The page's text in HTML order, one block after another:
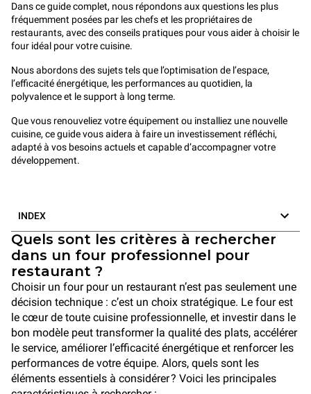
Dans ce guide complet, nous répondons aux questions les plus
fréquemment posées par les chefs et les propriétaires de
restaurants, avec des conseils pratiques pour vous aider à choisir le
four idéal pour votre cuisine.
Nous abordons des sujets tels que l’optimisation de l’espace,
l’efficacité énergétique, les performances au quotidien, la
polyvalence et le support à long terme.
Que vous renouveliez votre équipement ou installiez une nouvelle
cuisine, ce guide vous aidera à faire un investissement réfléchi,
adapté à vos besoins actuels et capable d’accompagner votre
développement.
INDEX
Quels sont les critères à rechercher
dans un four professionnel pour
restaurant ?
Choisir un four pour un restaurant n’est pas seulement une
décision technique : c’est un choix stratégique. Le four est
le cœur de toute cuisine professionnelle, et investir dans le
bon modèle peut transformer la qualité des plats, accélérer
le service, améliorer l’efficacité énergétique et renforcer les
performances de votre équipe. Alors, quels sont les
éléments essentiels à considérer ? Voici les principales